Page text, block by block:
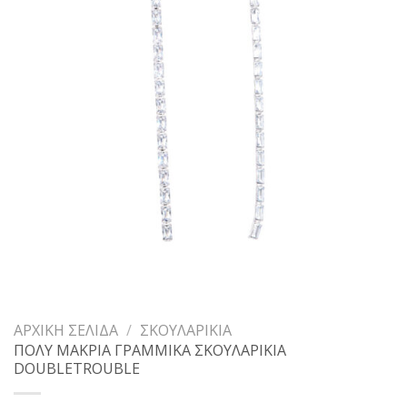
ΑΡΧΙΚΉ ΣΕΛΊΔΑ / ΣΚΟΥΛΑΡΊΚΙΑ
ΠΟΛΥ ΜΑΚΡΙΑ ΓΡΑΜΜΙΚΑ ΣΚΟΥΛΑΡΙΚΙΑ
DOUBLETROUBLE